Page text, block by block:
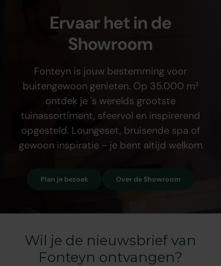
Ervaar het in de
Showroom
Fonteyn is jouw bestemming voor
buitengewoon genieten. Op 35.000 m²
ontdek je 's werelds grootste
tuinassortiment, sfeervol en inspirerend
opgesteld. Loungeset, bruisende spa of
gewoon inspiratie - je bent altijd welkom
Plan je bezoek Over de Showroom
Wil je de nieuwsbrief van
Fonteyn ontvangen?